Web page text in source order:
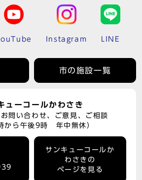
Instagram LINE
市の施設一覧
ューコールかわさき
問い合わせ、ご意見、ご相談
から午後9時 年中無休）
サンキューコールか
わさきの
ページを見る